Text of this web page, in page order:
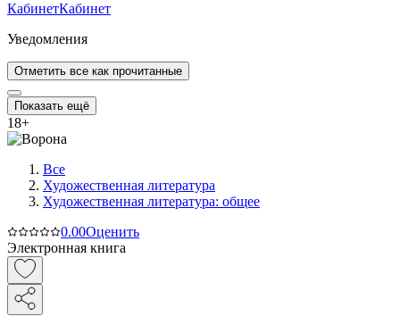
КабинетКабинет
Уведомления
Отметить все как прочитанные
Показать ещё
18+
Все
Художественная литература
Художественная литература: общее
0.00Оценить
Электронная книга